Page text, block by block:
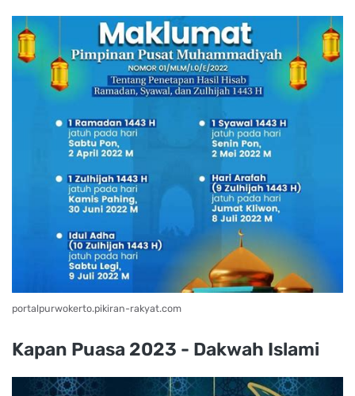
portalpurwokerto.pikiran-rakyat.com
Kapan Puasa 2023 - Dakwah Islami